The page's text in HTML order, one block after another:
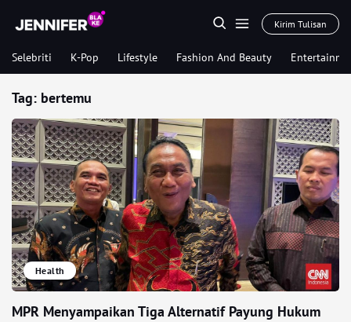
Kirim Tulisan
Selebriti K-Pop Lifestyle Fashion And Beauty
Tag: bertemu
Health
MPR Menyampaikan Tiga Alternatif Payung Hukum